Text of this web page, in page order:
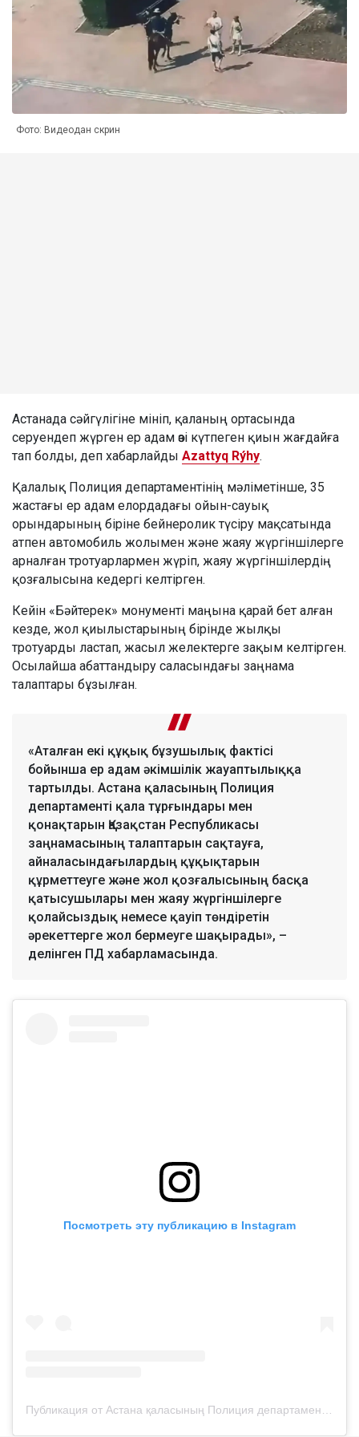
Фото: Видеодан скрин
Астанада сәйгүлігіне мініп, қаланың ортасында
серуендеп жүрген ер адам өзі күтпеген қиын жағдайға
тап болды, деп хабарлайды Azattyq Rýhy.
Қалалық Полиция департаментінің мәліметінше, 35
жастағы ер адам елордадағы ойын-сауық
орындарының біріне бейнеролик түсіру мақсатында
атпен автомобиль жолымен және жаяу жүргіншілерге
арналған тротуарлармен жүріп, жаяу жүргіншілердің
қозғалысына кедергі келтірген.
Кейін «Бәйтерек» монументі маңына қарай бет алған
кезде, жол қиылыстарының бірінде жылқы
тротуарды ластап, жасыл желектерге зақым келтірген.
Осылайша абаттандыру саласындағы заңнама
талаптары бұзылған.
«Аталған екі құқық бұзушылық фактісі
бойынша ер адам әкімшілік жауаптылыққа
тартылды. Астана қаласының Полиция
департаменті қала тұрғындары мен
қонақтарын Қазақстан Республикасы
заңнамасының талаптарын сақтауға,
айналасындағылардың құқықтарын
құрметтеуге және жол қозғалысының басқа
қатысушылары мен жаяу жүргіншілерге
қолайсыздық немесе қауіп төндіретін
әрекеттерге жол бермеуге шақырады», –
делінген ПД хабарламасында.
Посмотреть эту публикацию в Instagram
Публикация от Астана қаласының Полиция департаменті (@police__astana)